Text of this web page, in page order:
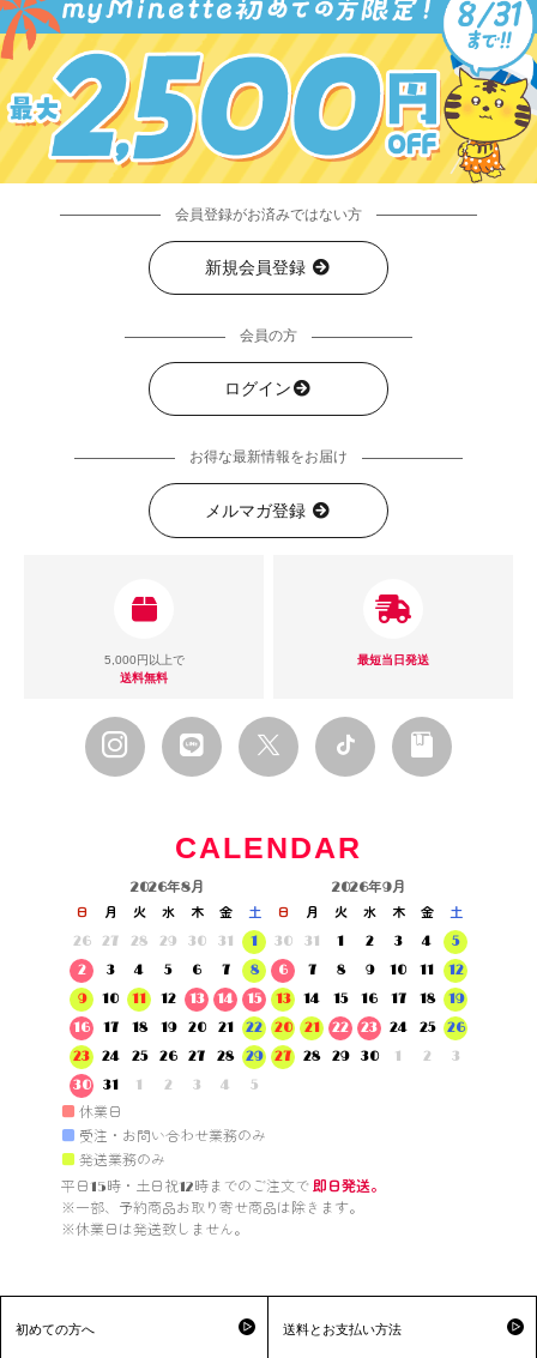
会員登録がお済みではない方
新規会員登録
会員の方
ログイン
お得な最新情報をお届け
メルマガ登録
5,000円以上で
送料無料
最短当日発送
CALENDAR
2026年8月
日 月 火 水 木 金
土
26
27 28 29 30 31
1
2
3 4 5 6 7
8
9
10 11 12 13 14
15
16
17 18 19 20 21
22
23
24 25 26 27 28
29
30
31 1 2 3 4 5
2026年9月
日 月 火 水 木 金
土
30
31 1 2 3 4
5
6
7 8 9 10 11
12
13
14 15 16 17 18
19
20
21 22 23 24 25
26
27
28 29 30 1 2 3
■ 休業日
■ 受注・お問い合わせ業務のみ
■ 発送業務のみ
平日15時・土日祝12時までのご注文で 即日発送。
※一部、予約商品お取り寄せ商品は除きます。
※休業日は発送致しません。
初めての方へ 送料とお支払い方法